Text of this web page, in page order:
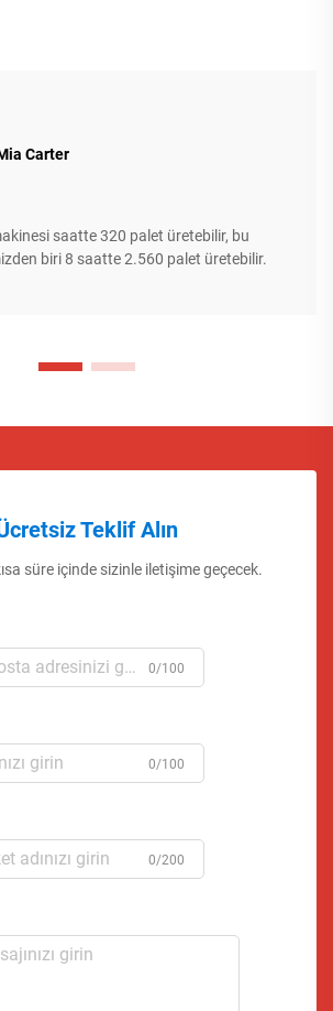
Carter
saatte 320 palet üretebilir, bu
biri 8 saatte 2.560 palet üretebilir.
Teklif Alın
süre içinde sizinle iletişime geçecek.
0/100
0/100
0/200